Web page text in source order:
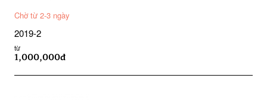
Chờ từ 2-3 ngày
2019-2
từ
1,000,000đ